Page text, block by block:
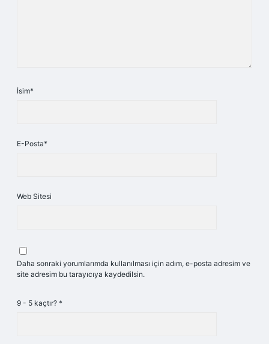
İsim*
E-Posta*
Web Sitesi
Daha sonraki yorumlarımda kullanılması için adım, e-posta adresim ve
site adresim bu tarayıcıya kaydedilsin.
9 - 5 kaçtır? *